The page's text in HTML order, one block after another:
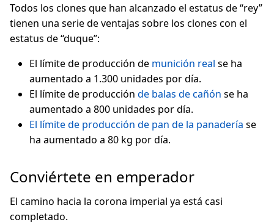
Todos los clones que han alcanzado el estatus de “rey”
tienen una serie de ventajas sobre los clones con el
estatus de “duque”:
El límite de producción de munición real se ha
aumentado a 1.300 unidades por día.
El límite de producción de balas de cañón se ha
aumentado a 800 unidades por día.
El límite de producción de pan de la panadería se
ha aumentado a 80 kg por día.
Conviértete en emperador
El camino hacia la corona imperial ya está casi
completado.